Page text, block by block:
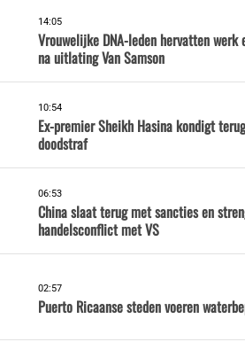
14:05
Vrouwelijke DNA-leden hervatten
na uitlating Van Samson
10:54
Ex-premier Sheikh Hasina kondigt
doodstraf
06:53
China slaat terug met sancties en
handelsconflict met VS
02:57
Puerto Ricaanse steden voeren